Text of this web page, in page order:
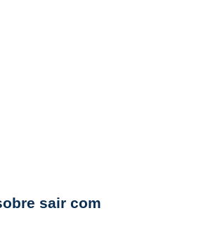
precisam de
sair com